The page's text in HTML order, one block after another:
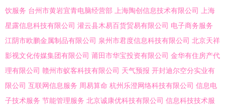
饮服务 台州市黄岩宜青电脑经营部 上海陶创信息技术有限公司
上海
星露信息科技有限公司 灌云县木易百货贸易有限公司 电子商务服务
江阴市欧鹏金属制品有限公司 泉州市君度信息科技有限公司 北京天祥
影视文化传媒集团有限公司 莆田市华宝投资有限公司 金华有住房产代
理有限公司 赣州市蚁客科技有限公司 天气预报 开封迪尔空分实业有
限公司 互联网信息服务 周易算命 杭州乐澄网络科技有限公司 信息电
子技术服务 节能管理服务 北京诚康优科技有限公司 信息科技技术服